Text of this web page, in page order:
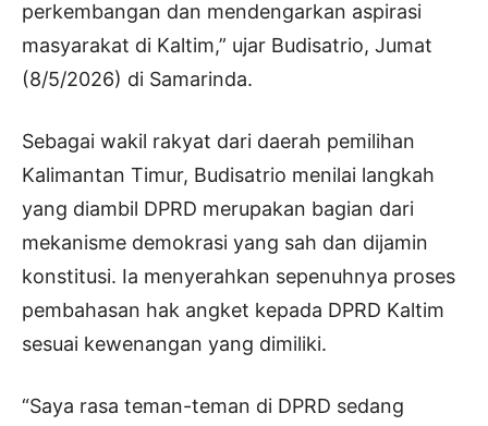
perkembangan dan mendengarkan aspirasi
masyarakat di Kaltim,” ujar Budisatrio, Jumat
(8/5/2026) di Samarinda.
Sebagai wakil rakyat dari daerah pemilihan
Kalimantan Timur, Budisatrio menilai langkah
yang diambil DPRD merupakan bagian dari
mekanisme demokrasi yang sah dan dijamin
konstitusi. Ia menyerahkan sepenuhnya proses
pembahasan hak angket kepada DPRD Kaltim
sesuai kewenangan yang dimiliki.
“Saya rasa teman-teman di DPRD sedang